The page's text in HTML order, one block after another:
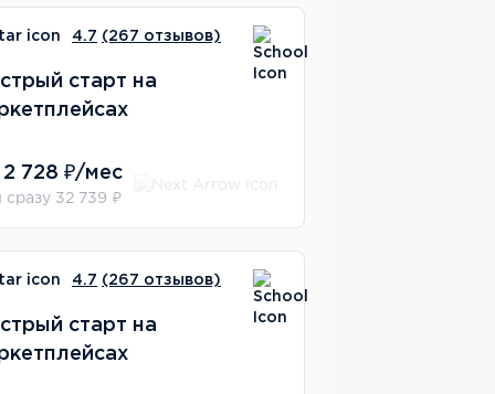
4.7 (267 отзывов)
старт на
728 ₽/мес
сразу 32 739 ₽
4.7 (267 отзывов)
старт на